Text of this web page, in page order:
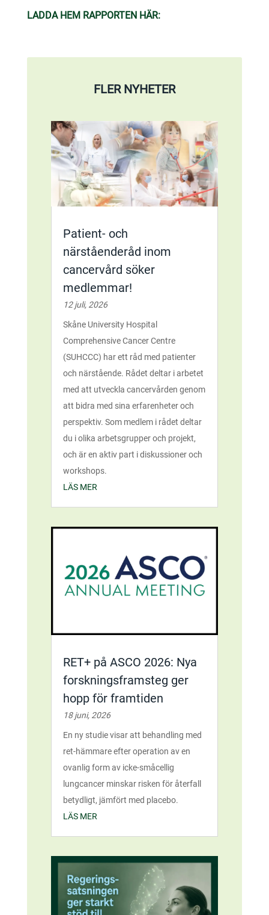
LADDA HEM RAPPORTEN HÄR:
FLER NYHETER
Patient- och
närståenderåd inom
cancervård söker
medlemmar!
12 juli, 2026
Skåne University Hospital
Comprehensive Cancer Centre
(SUHCCC) har ett råd med patienter
och närstående. Rådet deltar i arbetet
med att utveckla cancervården genom
att bidra med sina erfarenheter och
perspektiv. Som medlem i rådet deltar
du i olika arbetsgrupper och projekt,
och är en aktiv part i diskussioner och
workshops.
LÄS MER
RET+ på ASCO 2026: Nya
forskningsframsteg ger
hopp för framtiden
18 juni, 2026
En ny studie visar att behandling med
ret-hämmare efter operation av en
ovanlig form av icke-småcellig
lungcancer minskar risken för återfall
betydligt, jämfört med placebo.
LÄS MER